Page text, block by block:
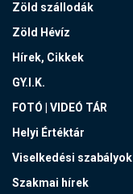
Zöld szállodák
Zöld Hévíz
Hírek, Cikkek
GY.I.K.
FOTÓ | VIDEÓ TÁR
Helyi Értéktár
Viselkedési szabályok
Szakmai hírek